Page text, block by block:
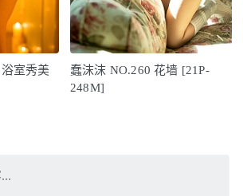
室秀美
蠢沫沫 NO.260 花墙 [21P-
248M]